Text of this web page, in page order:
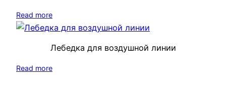
Read more
Лебедка для воздушной линии
Read more